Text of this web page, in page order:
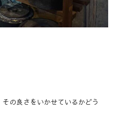
の良さをいかせているかどう